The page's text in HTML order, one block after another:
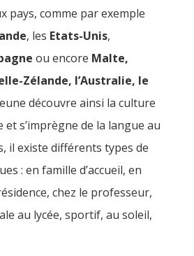
pays, comme par exemple
, les Etats-Unis,
ou encore Malte,
Zélande, l’Australie, le
découvre ainsi la culture
et s’imprègne de la langue au
il existe différents types de
: en famille d’accueil, en
chez le professeur,
au lycée, sportif, au soleil,